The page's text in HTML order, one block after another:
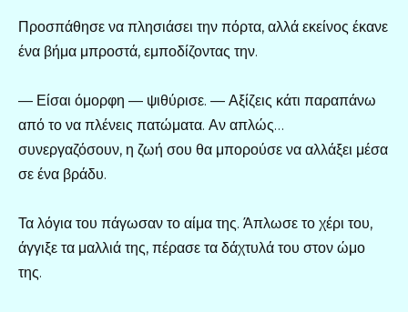
Προσπάθησε να πλησιάσει την πόρτα, αλλά εκείνος έκανε
ένα βήμα μπροστά, εμποδίζοντας την.
— Είσαι όμορφη — ψιθύρισε. — Αξίζεις κάτι παραπάνω
από το να πλένεις πατώματα. Αν απλώς…
συνεργαζόσουν, η ζωή σου θα μπορούσε να αλλάξει μέσα
σε ένα βράδυ.
Τα λόγια του πάγωσαν το αίμα της. Άπλωσε το χέρι του,
άγγιξε τα μαλλιά της, πέρασε τα δάχτυλά του στον ώμο
της.